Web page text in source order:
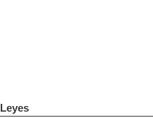
Leyes